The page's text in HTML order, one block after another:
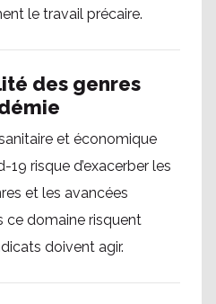
le travail précaire.
des genres
et économique
risque d’exacerber les
et les avancées
ce domaine risquent
doivent agir.